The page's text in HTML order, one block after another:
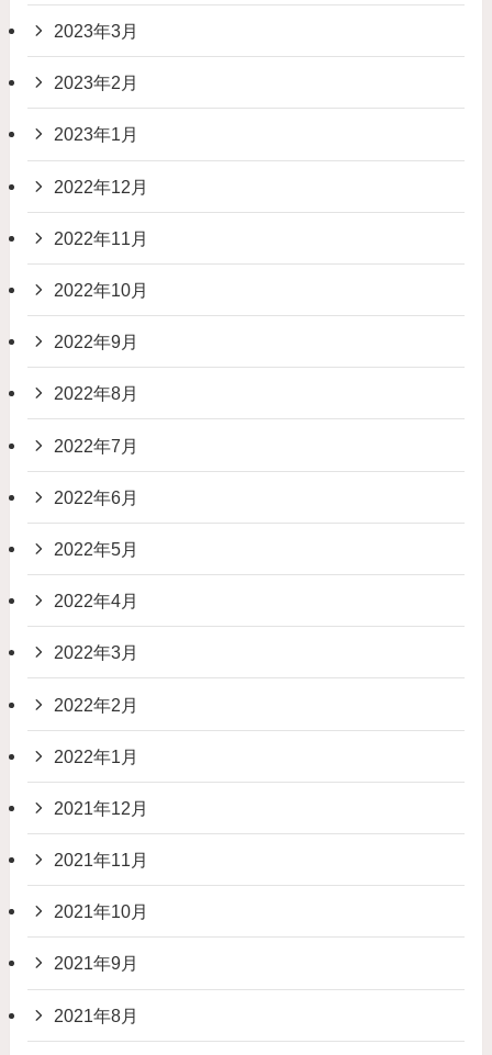
2023年3月
2023年2月
2023年1月
2022年12月
2022年11月
2022年10月
2022年9月
2022年8月
2022年7月
2022年6月
2022年5月
2022年4月
2022年3月
2022年2月
2022年1月
2021年12月
2021年11月
2021年10月
2021年9月
2021年8月